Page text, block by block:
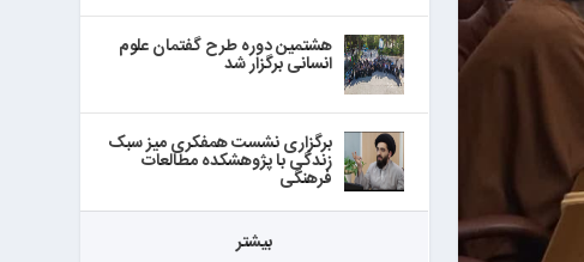
هشتمین دوره طرح گفتمان علوم
انسانی برگزار شد
برگزاری نشست همفکری میز سبک
زندگی با پژوهشکده مطالعات
فرهنگی
بيشتر